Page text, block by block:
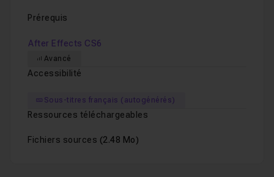
Prérequis
After Effects CS6
Avancé
Accessibilité
Sous-titres français (autogénérés)
Ressources téléchargeables
Fichiers sources (2.48 Mo)